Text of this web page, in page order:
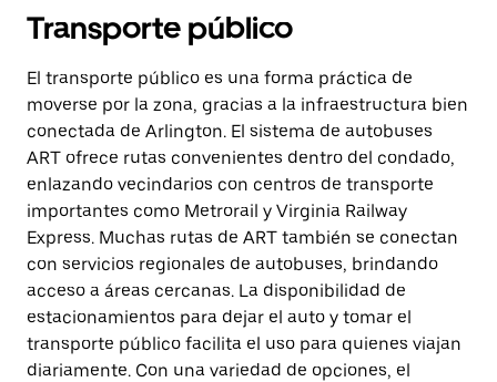
Transporte público
El transporte público es una forma práctica de
moverse por la zona, gracias a la infraestructura bien
conectada de Arlington. El sistema de autobuses
ART ofrece rutas convenientes dentro del condado,
enlazando vecindarios con centros de transporte
importantes como Metrorail y Virginia Railway
Express. Muchas rutas de ART también se conectan
con servicios regionales de autobuses, brindando
acceso a áreas cercanas. La disponibilidad de
estacionamientos para dejar el auto y tomar el
transporte público facilita el uso para quienes viajan
diariamente. Con una variedad de opciones, el